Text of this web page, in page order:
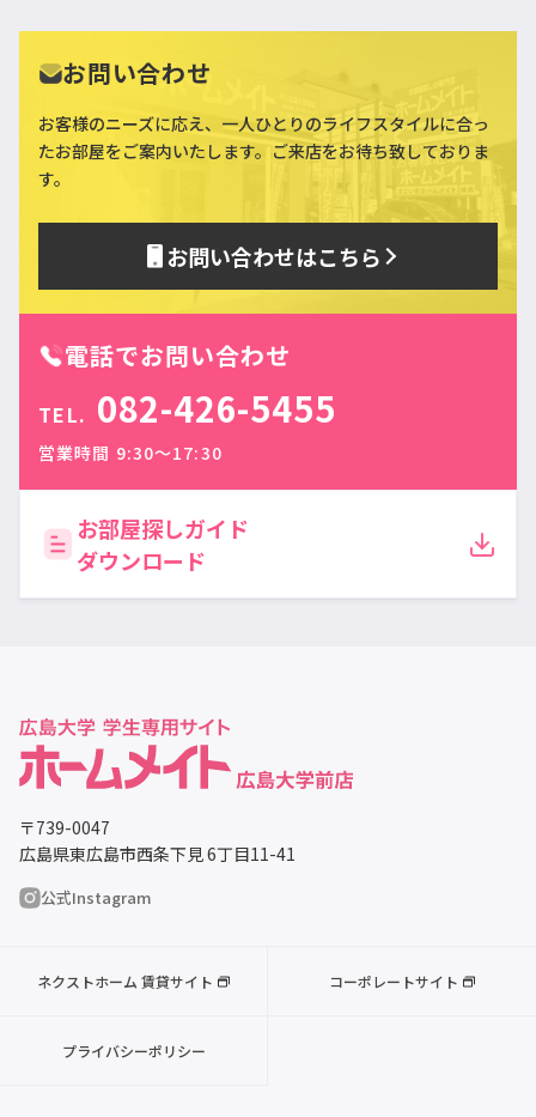
お問い合わせ
お客様のニーズに応え、一人ひとりのライフスタイルに合っ
たお部屋をご案内いたします。ご来店をお待ち致しておりま
す。
お問い合わせはこちら
電話でお問い合わせ
TEL. 082-426-5455
営業時間 9:30〜17:30
お部屋探しガイド
ダウンロード
〒739-0047
広島県東広島市西条下見 6丁目11-41
公式Instagram
ネクストホーム 賃貸サイト コーポレートサイト
プライバシーポリシー